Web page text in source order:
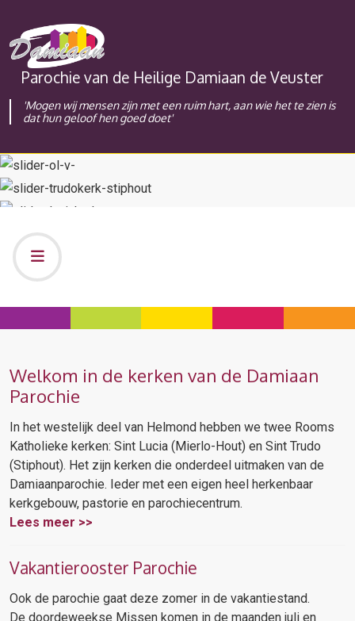
Parochie van de Heilige Damiaan de Veuster
'Mogen wij mensen zijn met een ruim hart, aan wie het te zien is
dat hun geloof hen goed doet'
Welkom in de kerken van de Damiaan
Parochie
In het westelijk deel van Helmond hebben we twee Rooms
Katholieke kerken: Sint Lucia (Mierlo-Hout) en Sint Trudo
(Stiphout). Het zijn kerken die onderdeel uitmaken van de
Damiaanparochie. Ieder met een eigen heel herkenbaar
kerkgebouw, pastorie en parochiecentrum.
Lees meer >>
Vakantierooster Parochie
Ook de parochie gaat deze zomer in de vakantiestand.
De doordeweekse Missen komen in de maanden juli en